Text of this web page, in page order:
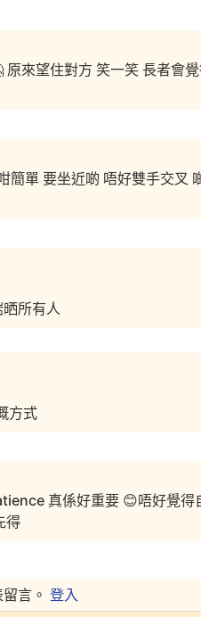
來望住對方 笑一笑 長者會
單 要坐近啲 唔好雙手交叉
所有人
方式
真係好重要 😊唔好覺得
得
留言。登入